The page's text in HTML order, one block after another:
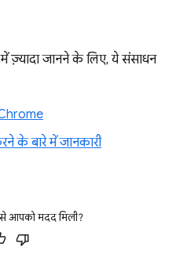
ज़्यादा जानने के लिए, ये संसाधन
के बारे में जानकारी
आपको मदद मिली?